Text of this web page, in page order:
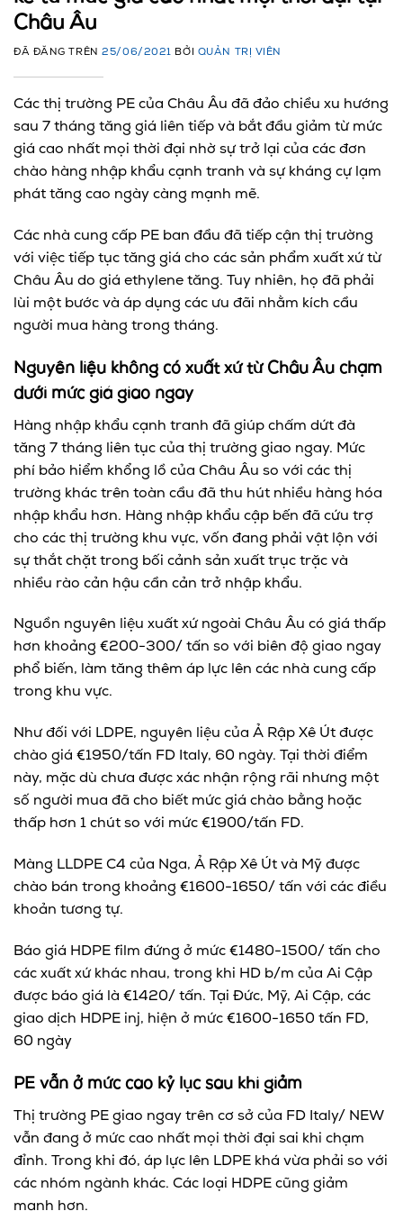
Châu Âu
ĐÃ ĐĂNG TRÊN25/06/2021 BỞI QUẢN TRỊ VIÊN
Các thị trường PE của Châu Âu đã đảo chiều xu hướng
sau 7 tháng tăng giá liên tiếp và bắt đầu giảm từ mức
giá cao nhất mọi thời đại nhờ sự trở lại của các đơn
chào hàng nhập khẩu cạnh tranh và sự kháng cự lạm
phát tăng cao ngày càng mạnh mẽ.
Các nhà cung cấp PE ban đầu đã tiếp cận thị trường
với việc tiếp tục tăng giá cho các sản phẩm xuất xứ từ
Châu Âu do giá ethylene tăng. Tuy nhiên, họ đã phải
lùi một bước và áp dụng các ưu đãi nhằm kích cầu
người mua hàng trong tháng.
Nguyên liệu không có xuất xứ từ Châu Âu chạm
dưới mức giá giao ngay
Hàng nhập khẩu cạnh tranh đã giúp chấm dứt đà
tăng 7 tháng liên tục của thị trường giao ngay. Mức
phí bảo hiểm khổng lồ của Châu Âu so với các thị
trường khác trên toàn cầu đã thu hút nhiều hàng hóa
nhập khẩu hơn. Hàng nhập khẩu cập bến đã cứu trợ
cho các thị trường khu vực, vốn đang phải vật lộn với
sự thắt chặt trong bối cảnh sản xuất trục trặc và
nhiều rào cản hậu cần cản trở nhập khẩu.
Nguồn nguyên liệu xuất xứ ngoài Châu Âu có giá thấp
hơn khoảng €200-300/ tấn so với biên độ giao ngay
phổ biến, làm tăng thêm áp lực lên các nhà cung cấp
trong khu vực.
Như đối với LDPE, nguyên liệu của Ả Rập Xê Út được
chào giá €1950/tấn FD Italy, 60 ngày. Tại thời điểm
này, mặc dù chưa được xác nhận rộng rãi nhưng một
số người mua đã cho biết mức giá chào bằng hoặc
thấp hơn 1 chút so với mức €1900/tấn FD.
Màng LLDPE C4 của Nga, Ả Rập Xê Út và Mỹ được
chào bán trong khoảng €1600-1650/ tấn với các điều
khoản tương tự.
Báo giá HDPE film đứng ở mức €1480-1500/ tấn cho
các xuất xứ khác nhau, trong khi HD b/m của Ai Cập
được báo giá là €1420/ tấn. Tại Đức, Mỹ, Ai Cập, các
giao dịch HDPE inj, hiện ở mức €1600-1650 tấn FD,
60 ngày
PE vẫn ở mức cao kỷ lục sau khi giảm
Thị trường PE giao ngay trên cơ sở của FD Italy/ NEW
vẫn đang ở mức cao nhất mọi thời đại sai khi chạm
đỉnh. Trong khi đó, áp lực lên LDPE khá vừa phải so với
các nhóm ngành khác. Các loại HDPE cũng giảm
mạnh hơn.